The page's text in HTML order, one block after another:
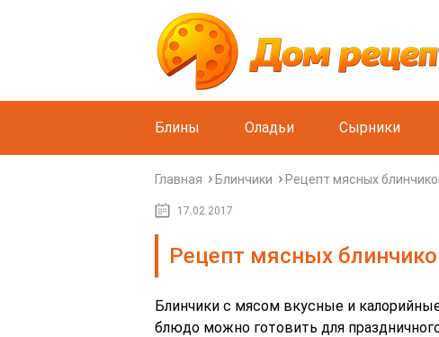
Блины Оладьи Сырники
Главная Блинчики Рецепт мясных
17.02.2017
Рецепт мясных
Блинчики с мясом вкусные и
блюдо можно готовить для